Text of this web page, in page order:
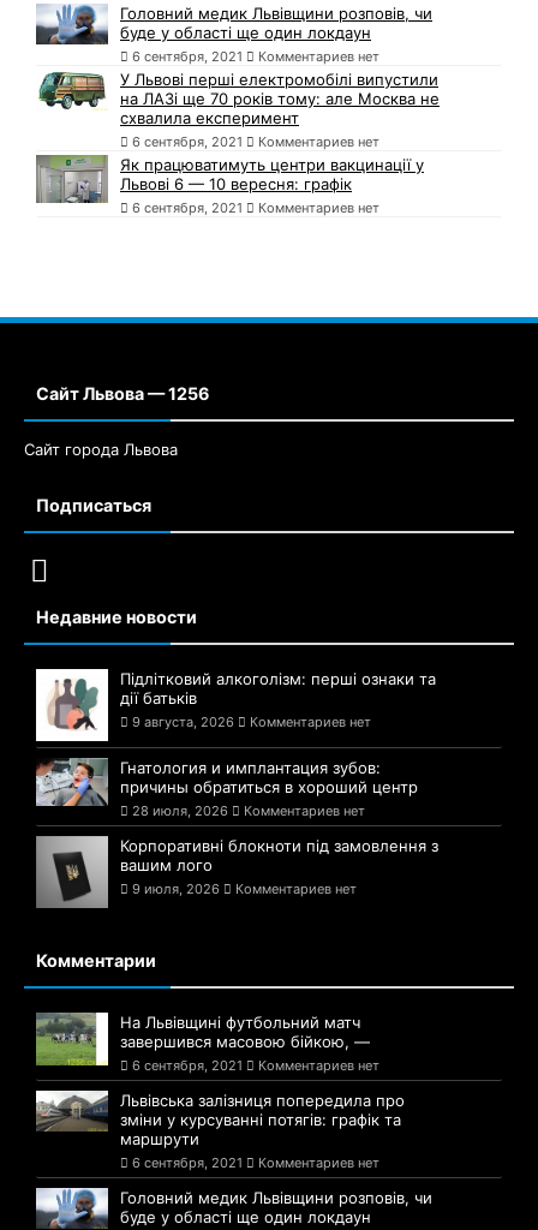
Головний медик Львівщини розповів, чи
буде у області ще один локдаун
6 сентября, 2021 Комментариев нет
У Львові перші електромобілі випустили
на ЛАЗі ще 70 років тому: але Москва не
схвалила експеримент
6 сентября, 2021 Комментариев нет
Як працюватимуть центри вакцинації у
Львові 6 — 10 вересня: графік
6 сентября, 2021 Комментариев нет
Сайт Львова — 1256
Сайт города Львова
Подписаться
Недавние новости
Підлітковий алкоголізм: перші ознаки та
дії батьків
9 августа, 2026 Комментариев нет
Гнатология и имплантация зубов:
причины обратиться в хороший центр
28 июля, 2026 Комментариев нет
Корпоративні блокноти під замовлення з
вашим лого
9 июля, 2026 Комментариев нет
Комментарии
На Львівщині футбольний матч
завершився масовою бійкою, —
6 сентября, 2021 Комментариев нет
Львівська залізниця попередила про
зміни у курсуванні потягів: графік та
маршрути
6 сентября, 2021 Комментариев нет
Головний медик Львівщини розповів, чи
буде у області ще один локдаун